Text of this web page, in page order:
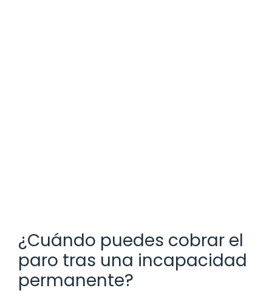
¿Cuándo puedes cobrar el
paro tras una incapacidad
permanente?